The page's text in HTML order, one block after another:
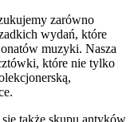
zarówno
wydań, które
muzyki. Nasza
które nie tylko
także skupu antyków